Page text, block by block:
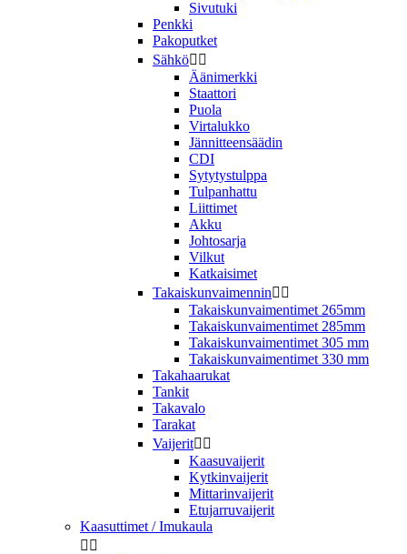
Sivutuki
Penkki
Pakoputket
Sähkö 
Äänimerkki
Staattori
Puola
Virtalukko
Jännitteensäädin
CDI
Sytytystulppa
Tulpanhattu
Liittimet
Akku
Johtosarja
Vilkut
Katkaisimet
Takaiskunvaimennin 
Takaiskunvaimentimet 265mm
Takaiskunvaimentimet 285mm
Takaiskunvaimentimet 305 mm
Takaiskunvaimentimet 330 mm
Takahaarukat
Tankit
Takavalo
Tarakat
Vaijerit 
Kaasuvaijerit
Kytkinvaijerit
Mittarinvaijerit
Etujarruvaijerit
Kaasuttimet / Imukaula
 